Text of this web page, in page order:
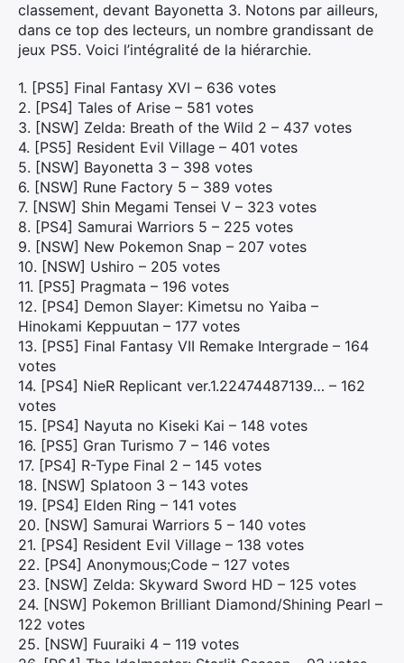
classement, devant Bayonetta 3. Notons par ailleurs,
dans ce top des lecteurs, un nombre grandissant de
jeux PS5. Voici l’intégralité de la hiérarchie.
1. [PS5] Final Fantasy XVI – 636 votes
2. [PS4] Tales of Arise – 581 votes
3. [NSW] Zelda: Breath of the Wild 2 – 437 votes
4. [PS5] Resident Evil Village – 401 votes
5. [NSW] Bayonetta 3 – 398 votes
6. [NSW] Rune Factory 5 – 389 votes
7. [NSW] Shin Megami Tensei V – 323 votes
8. [PS4] Samurai Warriors 5 – 225 votes
9. [NSW] New Pokemon Snap – 207 votes
10. [NSW] Ushiro – 205 votes
11. [PS5] Pragmata – 196 votes
12. [PS4] Demon Slayer: Kimetsu no Yaiba –
Hinokami Keppuutan – 177 votes
13. [PS5] Final Fantasy VII Remake Intergrade – 164
votes
14. [PS4] NieR Replicant ver.1.22474487139… – 162
votes
15. [PS4] Nayuta no Kiseki Kai – 148 votes
16. [PS5] Gran Turismo 7 – 146 votes
17. [PS4] R-Type Final 2 – 145 votes
18. [NSW] Splatoon 3 – 143 votes
19. [PS4] Elden Ring – 141 votes
20. [NSW] Samurai Warriors 5 – 140 votes
21. [PS4] Resident Evil Village – 138 votes
22. [PS4] Anonymous;Code – 127 votes
23. [NSW] Zelda: Skyward Sword HD – 125 votes
24. [NSW] Pokemon Brilliant Diamond/Shining Pearl –
122 votes
25. [NSW] Fuuraiki 4 – 119 votes